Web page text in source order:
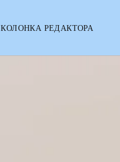
КОЛОНКА РЕДАКТОРА